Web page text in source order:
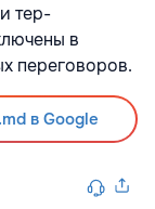
и тер­
в
переговоров.
в Google